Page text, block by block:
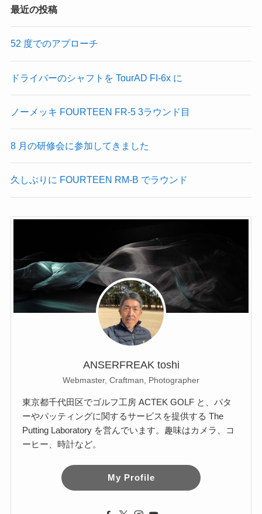
最近の投稿
52 度でのアプローチ
ドライバーのシャフトを TourAD FI-6x に
ノーメッキ FOURTEEN FR-5 3ラウンド目
8 月の研修会に参加してきました
久しぶりに FOURTEEN RM-B でラウンド
ANSERFREAK toshi
Webmaster, Craftman, Photographer
東京都千代田区でゴルフ工房 ACTEK GOLF と、パタ
ーやパッティングに関するサービスを提供する The
Putting Laboratory を営んでいます。趣味はカメラ、コ
ーヒー、時計など。
My Profile